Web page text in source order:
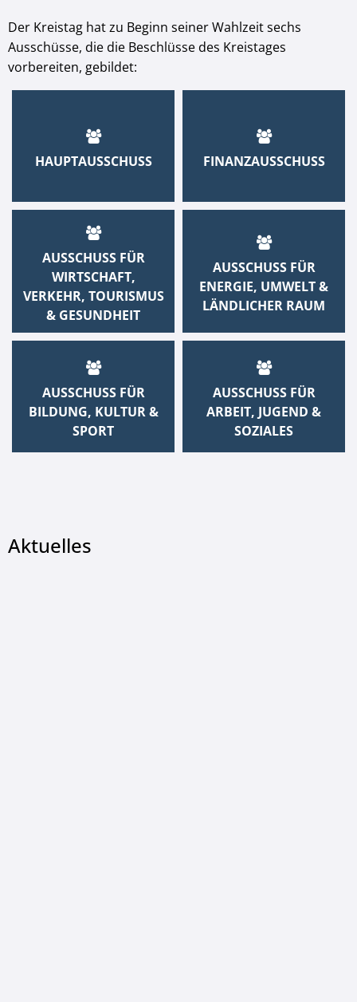
Der Kreistag hat zu Beginn seiner Wahlzeit sechs
Ausschüsse, die die Beschlüsse des Kreistages
vorbereiten, gebildet:
HAUPTAUSSCHUSS FINANZAUSSCHUSS
AUSSCHUSS FÜR
WIRTSCHAFT,
VERKEHR, TOURISMUS
& GESUNDHEIT
AUSSCHUSS FÜR
ENERGIE, UMWELT &
LÄNDLICHER RAUM
AUSSCHUSS FÜR
BILDUNG, KULTUR &
SPORT
AUSSCHUSS FÜR
ARBEIT, JUGEND &
SOZIALES
Aktuelles